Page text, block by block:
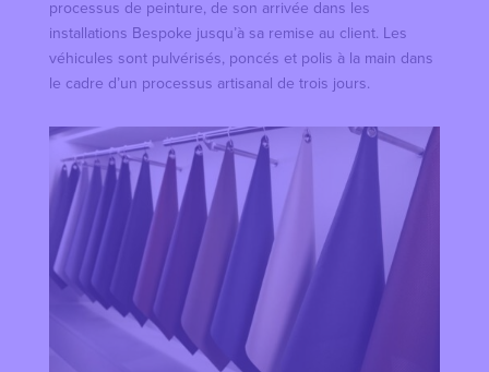
processus de peinture, de son arrivée dans les
installations Bespoke jusqu’à sa remise au client. Les
véhicules sont pulvérisés, poncés et polis à la main dans
le cadre d’un processus artisanal de trois jours.